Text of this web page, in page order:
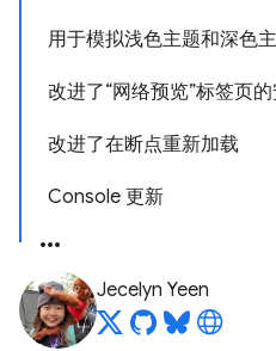
用于模拟浅色主题和深色
改进了“网络预览”标签页
改进了在断点重新加载
Console 更新
Jecelyn Yeen